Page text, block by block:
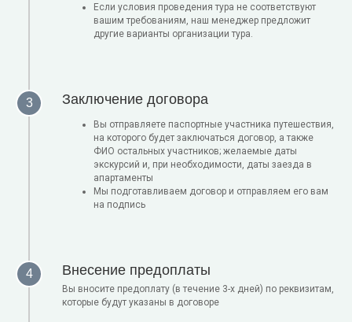
Если условия проведения тура не соответствуют
вашим требованиям, наш менеджер предложит
другие варианты организации тура.
Заключение договора
Вы отправляете паспортные участника путешествия,
на которого будет заключаться договор, а также
ФИО остальных участников; желаемые даты
экскурсий и, при необходимости, даты заезда в
апартаменты
Мы подготавливаем договор и отправляем его вам
на подпись
Внесение предоплаты
Вы вносите предоплату (в течение 3-х дней) по реквизитам,
которые будут указаны в договоре